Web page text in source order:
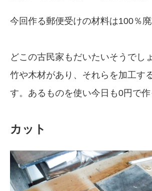
今回作る郵便受けの材料は100％廃
どこの古民家もだいたいそうでし
竹や木材があり、それらを加工す
す。あるものを使い今日も0円で作
カット